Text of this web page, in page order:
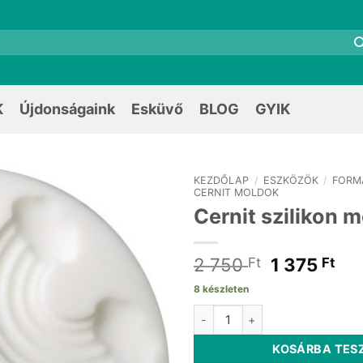
Újdonságaink Esküvő BLOG GYIK
KEZDŐLAP / ESZKÖZÖK /
CERNIT MOLDOK
Cernit szilikon
2 750Ft
Original
750 Ft.
1 375 Ft
8 készleten
KOSÁRBA